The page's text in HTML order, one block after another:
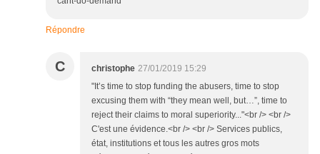
Répondre
C christophe 27/01/2019 15:29
"It’s time to stop funding the abusers, time to stop
excusing them with “they mean well, but…”, time to
reject their claims to moral superiority..."<br /> <br />
C'est une évidence.<br /> <br /> Services publics,
état, institutions et tous les autres gros mots